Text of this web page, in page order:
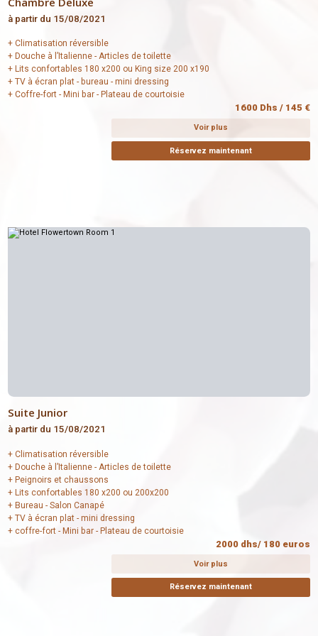
à partir du 15/08/2021
+ Climatisation réversible
+ Douche à l’Italienne - Articles de toilette
+ Lits confortables 180 x200 ou King size 200 x190
+ TV à écran plat - bureau - mini dressing
+ Coffre-fort - Mini bar - Plateau de courtoisie
1600 Dhs / 145 €
Voir plus
Réservez maintenant
Suite Junior
à partir du 15/08/2021
+ Climatisation réversible
+ Douche à l’Italienne - Articles de toilette
+ Peignoirs et chaussons
+ Lits confortables 180 x200 ou 200x200
+ Bureau - Salon Canapé
+ TV à écran plat - mini dressing
+ coffre-fort - Mini bar - Plateau de courtoisie
2000 dhs/ 180 euros
Voir plus
Réservez maintenant